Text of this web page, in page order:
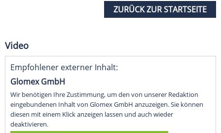
ZURÜCK ZUR STARTSEITE
Video
Empfohlener externer Inhalt:
Glomex GmbH
Wir benötigen Ihre Zustimmung, um den von unserer Redaktion
eingebundenen Inhalt von Glomex GmbH anzuzeigen. Sie können
diesen mit einem Klick anzeigen lassen und auch wieder
deaktivieren.